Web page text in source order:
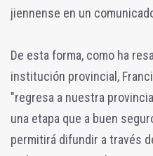
jiennense en un
De esta forma, como ha
institución provincial,
"regresa a nuestra
una etapa que a buen
permitirá difundir a través